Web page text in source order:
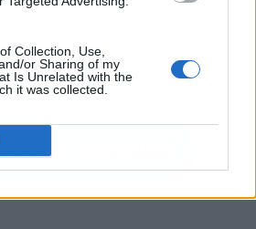
Collection, Use,
or Sharing of my
Is Unrelated with the
it was collected.